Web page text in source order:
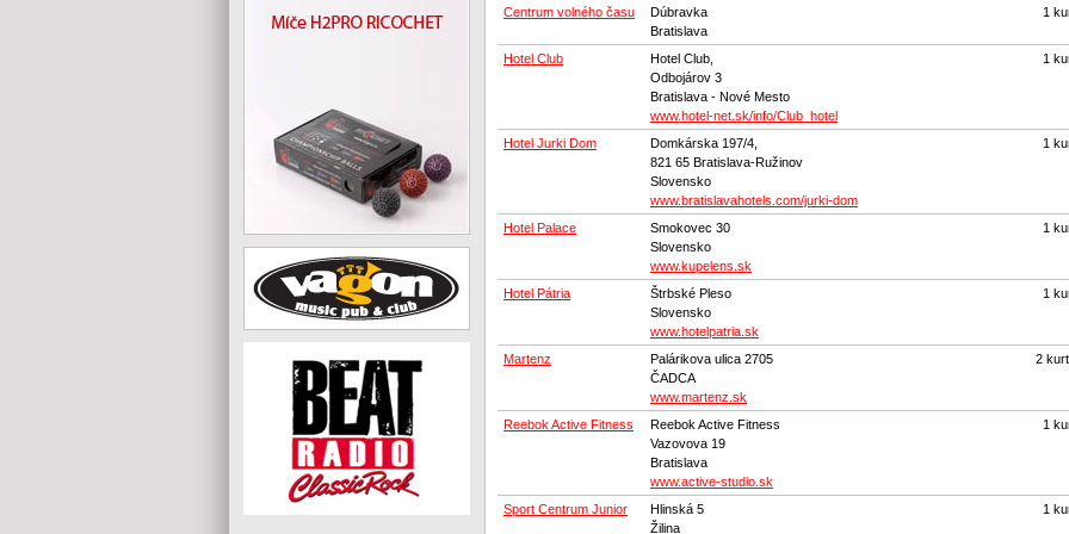
Centrum volného času
Dúbravka
Bratislava
1
Hotel Club
Hotel Club,
Odbojárov 3
Bratislava - Nové Mesto
www.hotel-net.sk/info/Club_hotel
1
Hotel Jurki Dom
Domkárska 197/4,
821 65 Bratislava-Ružinov
Slovensko
www.bratislavahotels.com/jurki-dom
1
Hotel Palace
Smokovec 30
Slovensko
www.kupelens.sk
1
Hotel Pátria
Štrbské Pleso
Slovensko
www.hotelpatria.sk
1
Martenz
Palárikova ulica 2705
ČADCA
www.martenz.sk
2
Reebok Active Fitness
Reebok Active Fitness
Vazovova 19
Bratislava
www.active-studio.sk
1
Sport Centrum Junior
Hlinská 5
Žilina
1